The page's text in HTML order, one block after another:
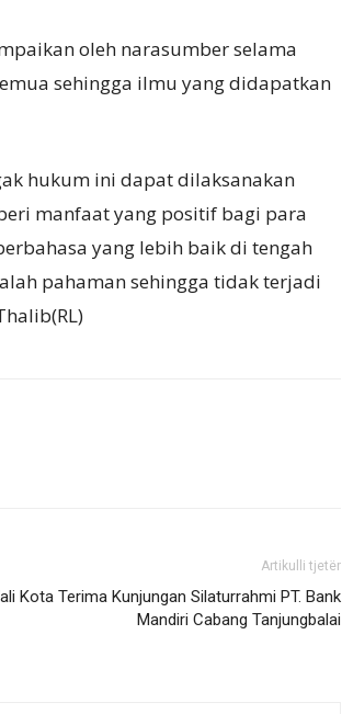
oleh narasumber selama
sehingga ilmu yang didapatkan
hukum ini dapat dilaksanakan
manfaat yang positif bagi para
yang lebih baik di tengah
pahaman sehingga tidak terjadi
Artikulli tjetër
Kota Terima Kunjungan Silaturrahmi PT. Bank
Mandiri Cabang Tanjungbalai